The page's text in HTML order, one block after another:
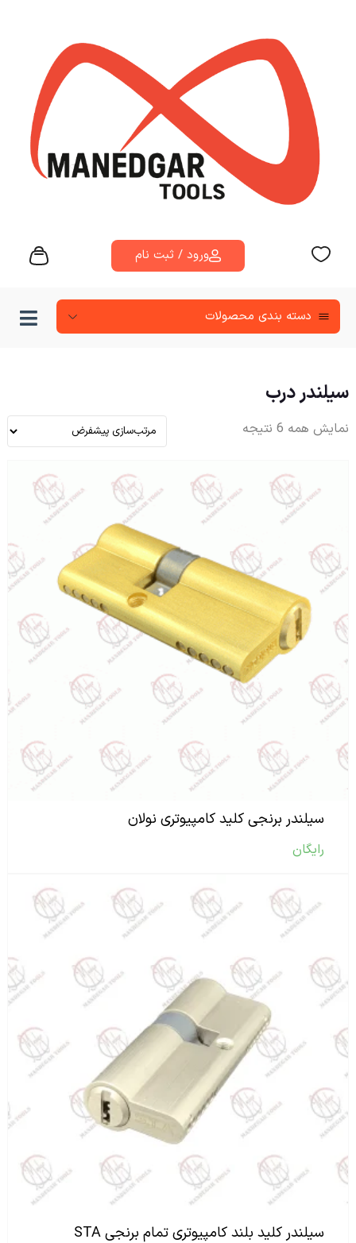
ورود / ثبت نام
دسته‌ بندی محصولات
سیلندر درب
نمایش همه 6 نتیجه
سیلندر برنجی کلید کامپیوتری نولان
رایگان
سیلندر کلید بلند کامپیوتری تمام برنجی STA